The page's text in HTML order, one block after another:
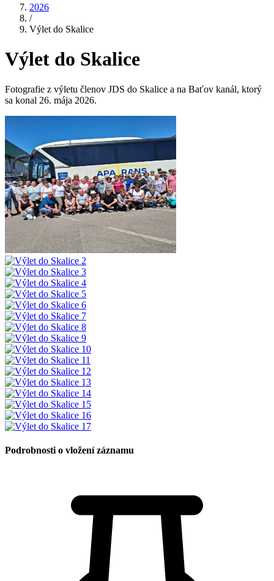
2026
/
Výlet do Skalice
Výlet do Skalice
Fotografie z výletu členov JDS do Skalice a na Baťov kanál, ktorý
sa konal 26. mája 2026.
Podrobnosti o vložení záznamu